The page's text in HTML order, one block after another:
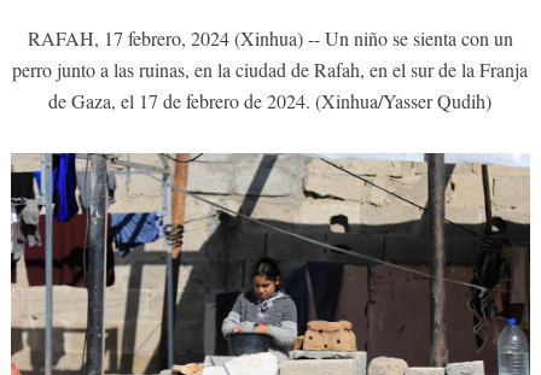
RAFAH, 17 febrero, 2024 (Xinhua) -- Un niño se sienta con un
perro junto a las ruinas, en la ciudad de Rafah, en el sur de la Franja
de Gaza, el 17 de febrero de 2024. (Xinhua/Yasser Qudih)